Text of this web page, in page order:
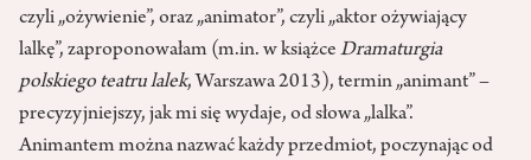
czyli „ożywienie”, oraz „animator”, czyli „aktor ożywiający
lalkę”, zaproponowałam (m.in. w książce Dramaturgia
polskiego teatru lalek, Warszawa 2013), termin „animant” –
precyzyjniejszy, jak mi się wydaje, od słowa „lalka”.
Animantem można nazwać każdy przedmiot, poczynając od